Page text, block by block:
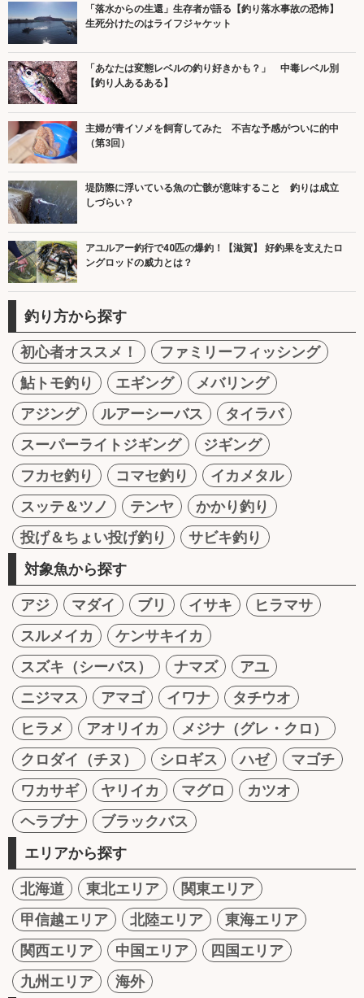
「落水からの生還」生存者が語る【釣り落水事故の恐怖】
生死分けたのはライフジャケット
「あなたは変態レベルの釣り好きかも？」 中毒レベル別
【釣り人あるある】
主婦が青イソメを飼育してみた 不吉な予感がついに的中
（第3回）
堤防際に浮いている魚の亡骸が意味すること 釣りは成立
しづらい？
アユルアー釣行で40匹の爆釣！【滋賀】 好釣果を支えたロ
ングロッドの威力とは？
釣り方から探す
初心者オススメ！
ファミリーフィッシング
鮎トモ釣り
エギング
メバリング
アジング
ルアーシーバス
タイラバ
スーパーライトジギング
ジギング
フカセ釣り
コマセ釣り
イカメタル
スッテ＆ツノ
テンヤ
かかり釣り
投げ＆ちょい投げ釣り
サビキ釣り
対象魚から探す
アジ マダイ ブリ イサキ
ヒラマサ
スルメイカ
ケンサキイカ
スズキ（シーバス）
ナマズ
アユ
ニジマス
アマゴ イワナ
タチウオ
ヒラメ
アオリイカ
メジナ（グレ・クロ）
クロダイ（チヌ）
シロギス ハゼ
マゴチ
ワカサギ
ヤリイカ マグロ
カツオ
ヘラブナ
ブラックバス
エリアから探す
北海道 東北エリア
関東エリア
甲信越エリア
北陸エリア
東海エリア
関西エリア
中国エリア
四国エリア
九州エリア
海外